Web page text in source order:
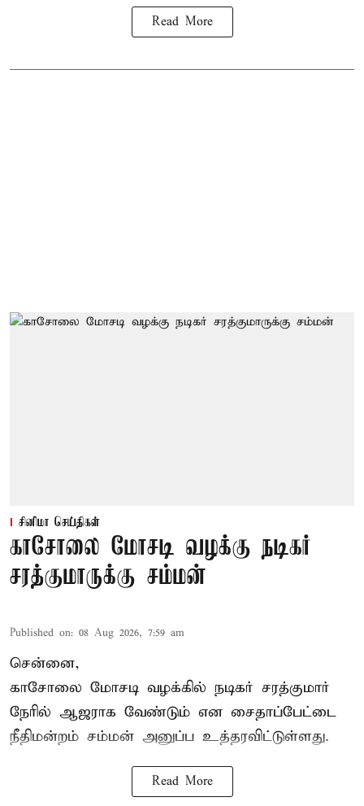
Read More
சினிமா செய்திகள்
காசோலை மோசடி வழக்கு நடிகர்
சரத்குமாருக்கு சம்மன்
Published on: 08 Aug 2026, 7:59 am
சென்னை,
காசோலை மோசடி வழக்கில் நடிகர் சரத்குமார்
நேரில் ஆஜராக வேண்டும் என சைதாப்பேட்டை
நீதிமன்றம் சம்மன் அனுப்ப உத்தரவிட்டுள்ளது.
Read More